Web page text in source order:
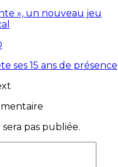
», un nouveau jeu
ses 15 ans de présence
pas publiée.